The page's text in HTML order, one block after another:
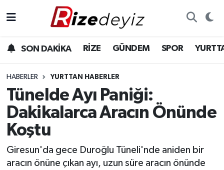
SON DAKİKA RİZE GÜNDEM SPOR
HABERLER YURTTAN HABERLER
Tünelde Ayı Paniği:
Dakikalarca Aracın Önünde
Koştu
Giresun'da gece Duroğlu Tüneli'nde aniden bir
aracın önüne çıkan ayı, uzun süre aracın önünde
Gündem
Yurttan Haberler
Ekonomi
Teknoloji
Sağlık
Rize Hava Durumu
Rize Trafik Yoğunluk Haritası
Süper Lig Puan Durumu ve Fikstür
Tüm Manşetler
Son Dakika Haberleri